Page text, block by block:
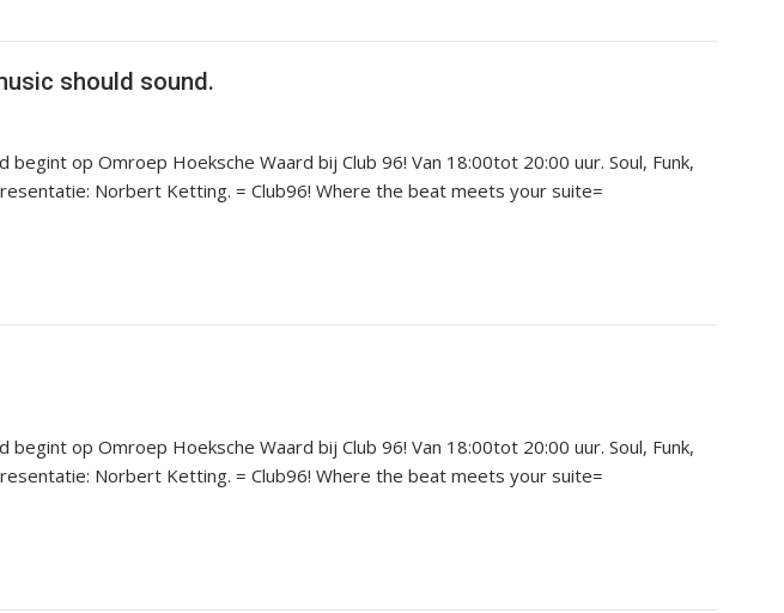
should sound.
begint op Omroep Hoeksche Waard bij Club 96! Van 18:00tot 20:00 uur. Soul, Funk,
Norbert Ketting. = Club96! Where the beat meets your suite=
begint op Omroep Hoeksche Waard bij Club 96! Van 18:00tot 20:00 uur. Soul, Funk,
Norbert Ketting. = Club96! Where the beat meets your suite=